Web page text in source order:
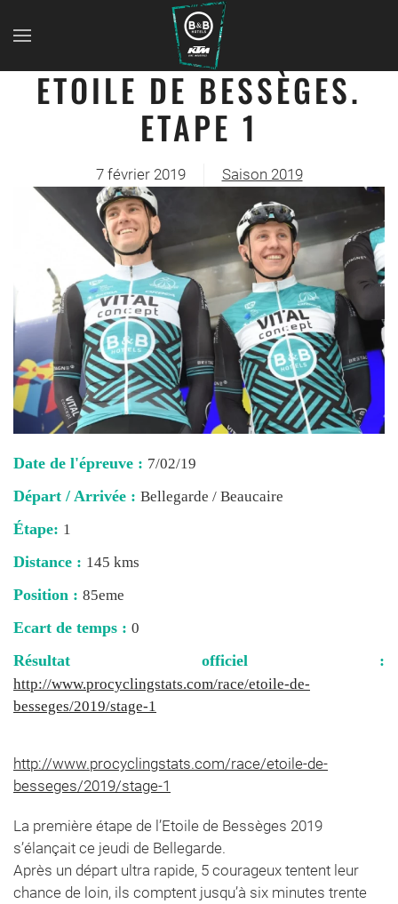
ETOILE DE BESSÈGES.
ETAPE 1
7 février 2019 Saison 2019
Date de l'épreuve : 7/02/19
Départ / Arrivée : Bellegarde / Beaucaire
Étape: 1
Distance : 145 kms
Position : 85eme
Ecart de temps : 0
Résultat officiel :
http://www.procyclingstats.com/race/etoile-de-
besseges/2019/stage-1
http://www.procyclingstats.com/race/etoile-de-
besseges/2019/stage-1
La première étape de l’Etoile de Bessèges 2019
s’élançait ce jeudi de Bellegarde.
Après un départ ultra rapide, 5 courageux tentent leur
chance de loin, ils comptent jusqu’à six minutes trente